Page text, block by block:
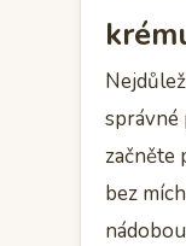
správné
začněte
bez